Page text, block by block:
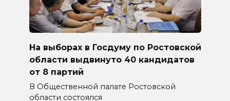
На выборах в Госдуму по Ростовской
области выдвинуто 40 кандидатов
от 8 партий
В Общественной палате Ростовской
области состоялся